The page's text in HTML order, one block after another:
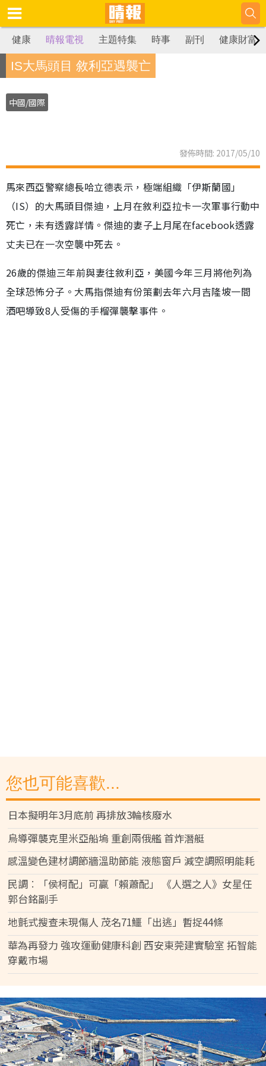
健康 晴報電視 主題特集 時事 副刊 健康財富
IS大馬頭目 敘利亞遇襲亡
中國/國際
發佈時間: 2017/05/10
馬來西亞警察總長哈立德表示，極端組織「伊斯蘭國」
（IS）的大馬頭目傑迪，上月在敘利亞拉卡一次軍事行動中
死亡，未有透露詳情。傑迪的妻子上月尾在facebook透露
丈夫已在一次空襲中死去。
26歲的傑迪三年前與妻往敘利亞，美國今年三月將他列為
全球恐怖分子。大馬指傑迪有份策劃去年六月吉隆坡一間
酒吧導致8人受傷的手榴彈襲擊事件。
您也可能喜歡...
日本擬明年3月底前 再排放3輪核廢水
烏導彈襲克里米亞船塢 重創兩俄艦 首炸潛艇
感溫變色建材調節牆溫助節能 液態窗戶 減空調照明能耗
民調︰「侯柯配」可贏「賴蕭配」 《人選之人》女星任
郭台銘副手
地氈式搜查未現傷人 茂名71鱷「出逃」暫捉44條
華為再發力 強攻運動健康科創 西安東莞建實驗室 拓智能
穿戴市場